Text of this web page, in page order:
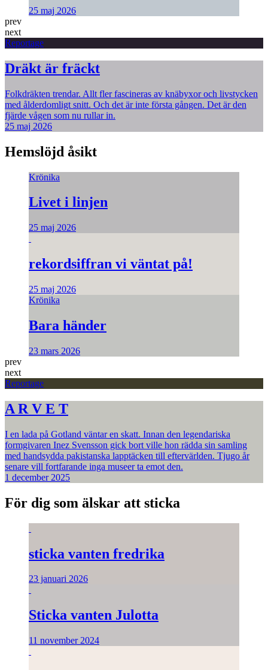
25 maj 2026
prev
next
Reportage
Dräkt är fräckt
Folkdräkten trendar. Allt fler fascineras av knäbyxor och livstycken
med ålderdomligt snitt. Och det är inte första gången. Det är den
fjärde vågen som nu rullar in.
25 maj 2026
Hemslöjd åsikt
Krönika
Livet i linjen
25 maj 2026
rekordsiffran vi väntat på!
25 maj 2026
Krönika
Bara händer
23 mars 2026
prev
next
Reportage
A R V E T
I en lada på Gotland väntar en skatt. Innan den legendariska
formgivaren Inez Svensson gick bort ville hon rädda sin samling
med handsydda pakistanska lapptäcken till eftervärlden. Tjugo år
senare vill fortfarande inga museer ta emot den.
1 december 2025
För dig som älskar att sticka
sticka vanten fredrika
23 januari 2026
Sticka vanten Julotta
11 november 2024